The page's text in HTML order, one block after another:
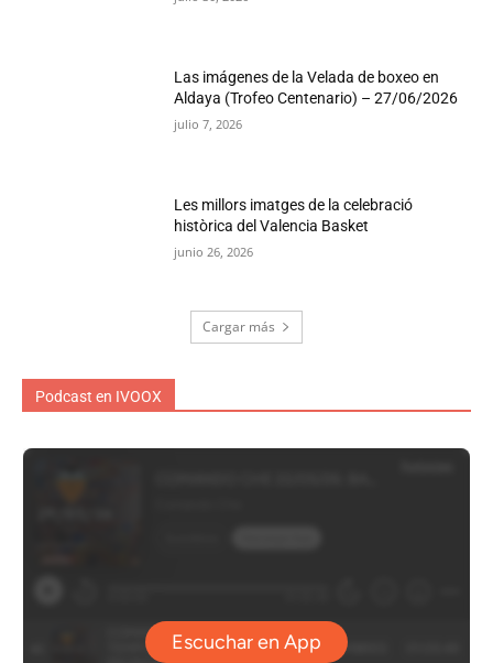
Las imágenes de la Velada de boxeo en
Aldaya (Trofeo Centenario) – 27/06/2026
julio 7, 2026
Les millors imatges de la celebració
històrica del Valencia Basket
junio 26, 2026
Cargar más
Podcast en IVOOX